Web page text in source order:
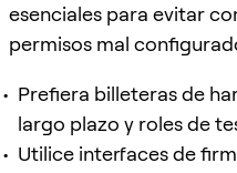
esenciales para evitar
permisos mal
Prefiera billeteras de
largo plazo y roles de
Utilice interfaces de